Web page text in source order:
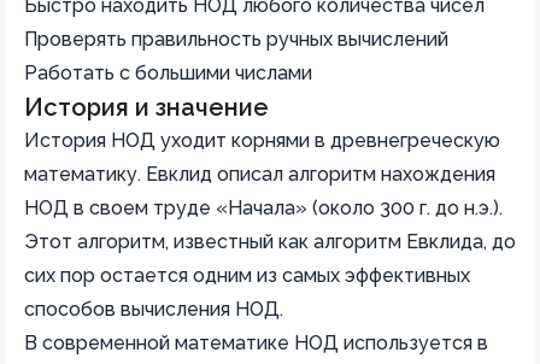
Быстро находить НОД любого количества чисел
Проверять правильность ручных вычислений
Работать с большими числами
История и значение
История НОД уходит корнями в древнегреческую
математику. Евклид описал алгоритм нахождения
НОД в своем труде «Начала» (около 300 г. до н.э.).
Этот алгоритм, известный как алгоритм Евклида, до
сих пор остается одним из самых эффективных
способов вычисления НОД.
В современной математике НОД используется в